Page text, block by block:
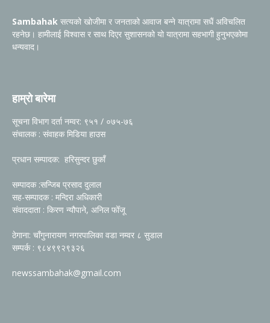
Sambahak सत्यको खोजीमा र जनताको आवाज बन्ने यात्रामा सधैं अविचलित
रहनेछ। हामीलाई विश्वास र साथ दिएर सुशासनको यो यात्रामा सहभागी हुनुभएकोमा
धन्यवाद।
हाम्रो बारेमा
सूचना विभाग दर्ता नम्वर: ९५१ / ०७५-७६
संचालक : संवाहक मिडिया हाउस
प्रधान सम्पादक: हरिसुन्दर छुकाँ
सम्पादक :सन्जिब प्रसाद दुलाल
सह-सम्पादक : मन्दिरा अधिकारी
संवाददाता : किरण न्यौपाने, अनिल फोँजू
ठेगाना: चाँगुनारायण नगरपालिका वडा नम्वर ८ सुडाल
सम्पर्क : ९८४९९२९३२६
newssambahak@gmail.com